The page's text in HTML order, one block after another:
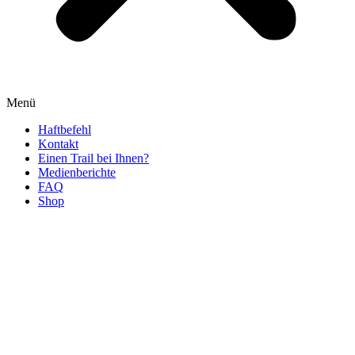
Menü
Haftbefehl
Kontakt
Einen Trail bei Ihnen?
Medienberichte
FAQ
Shop